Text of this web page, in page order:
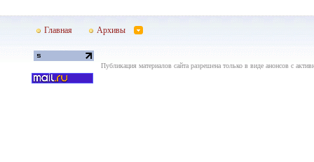
Главная Архивы
Публикация материалов сайта разрешена только в виде анонсов с